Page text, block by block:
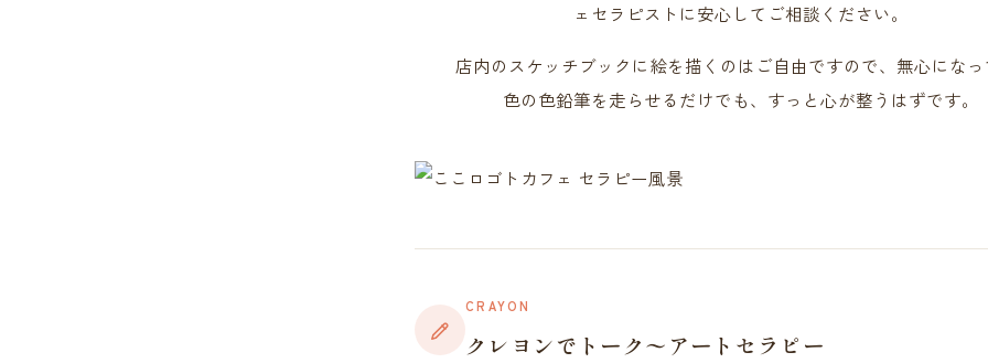
ェセラピストに安心してご相談ください。
店内のスケッチブックに絵を描くのはご自由ですので、無心になっ
色の色鉛筆を走らせるだけでも、すっと心が整うはずです。
CRAYON
クレヨンでトーク〜アートセラピー